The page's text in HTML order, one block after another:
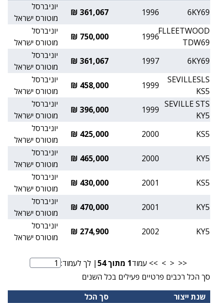
6KY69
1996
361,067 ₪
יוניברסל
מוטורס ישראל
FLLEETWOOD
TDW69
1996
750,000 ₪
יוניברסל
מוטורס ישראל
6KY69
1997
361,067 ₪
יוניברסל
מוטורס ישראל
SEVILLESLS
KS5
1999
458,000 ₪
יוניברסל
מוטורס ישראל
SEVILLE STS
KY5
1999
396,000 ₪
יוניברסל
מוטורס ישראל
KS5
2000
425,000 ₪
יוניברסל
מוטורס ישראל
KY5
2000
465,000 ₪
יוניברסל
מוטורס ישראל
KS5
2001
430,000 ₪
יוניברסל
מוטורס ישראל
KY5
2001
470,000 ₪
יוניברסל
מוטורס ישראל
KY5
2002
274,900 ₪
יוניברסל
מוטורס ישראל
<<
<
>
>> עמוד1 מתוך 54 מספר עמוד
| לך לעמוד:
סך הכל רכבים פרטיים פעילים בכל השנים
שנת ייצור
סך הכל